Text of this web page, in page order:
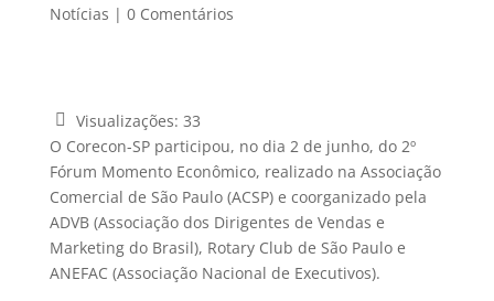
Notícias | 0 Comentários
Visualizações: 33
O Corecon-SP participou, no dia 2 de junho, do 2º
Fórum Momento Econômico, realizado na Associação
Comercial de São Paulo (ACSP) e coorganizado pela
ADVB (Associação dos Dirigentes de Vendas e
Marketing do Brasil), Rotary Club de São Paulo e
ANEFAC (Associação Nacional de Executivos).